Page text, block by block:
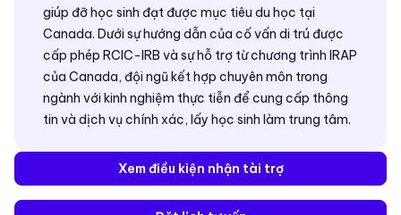
giúp đỡ học sinh đạt được mục tiêu du học tại
Canada. Dưới sự hướng dẫn của cố vấn di trú được
cấp phép RCIC-IRB và sự hỗ trợ từ chương trình IRAP
của Canada, đội ngũ kết hợp chuyên môn trong
ngành với kinh nghiệm thực tiễn để cung cấp thông
tin và dịch vụ chính xác, lấy học sinh làm trung tâm.
Xem điều kiện nhận tài trợ